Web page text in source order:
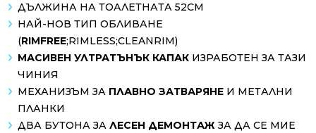
ДЪЛЖИНА НА ТОАЛЕТНАТА 52СМ
НАЙ-НОВ ТИП ОБЛИВАНЕ
(RIMFREE;RIMLESS;CLEANRIM)
МАСИВЕН УЛТРАТЪНЪК КАПАК ИЗРАБОТЕН ЗА ТАЗИ
ЧИНИЯ
МЕХАНИЗЪМ ЗА ПЛАВНО ЗАТВАРЯНЕ И МЕТАЛНИ
ПЛАНКИ
ДВА БУТОНА ЗА ЛЕСЕН ДЕМОНТАЖЗА ДА СЕ МИЕ